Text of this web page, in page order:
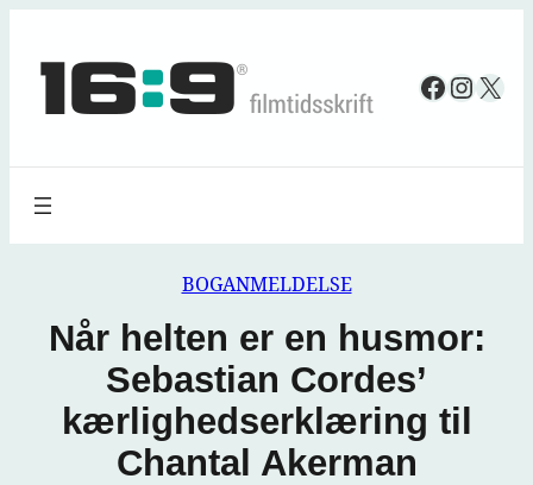
indhold
X
BOGANMELDELSE
Når helten er en husmor:
Sebastian Cordes’
kærlighedserklæring til
Chantal Akerman